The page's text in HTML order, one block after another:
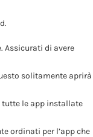
Assicurati di avere
solitamente aprirà
tutte le app installate
ordinati per l’app che